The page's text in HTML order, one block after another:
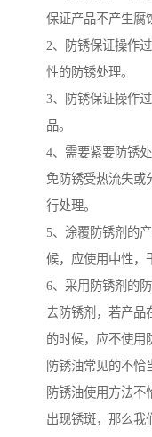
保证产品不产生腐
2、防锈保证操作
性的防锈处理。
3、防锈保证操作
品。
4、需要紧要防锈
免防锈受热流失或
行处理。
5、涂覆防锈剂的
候，应使用中性，
6、采用防锈剂的
去防锈剂，若产品
的时候，应不使用
防锈油常见的不恰
防锈油使用方法不
出现锈斑，那么我